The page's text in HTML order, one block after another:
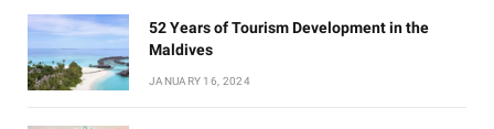
52 Years of Tourism Development in the
Maldives
JANUARY 16, 2024